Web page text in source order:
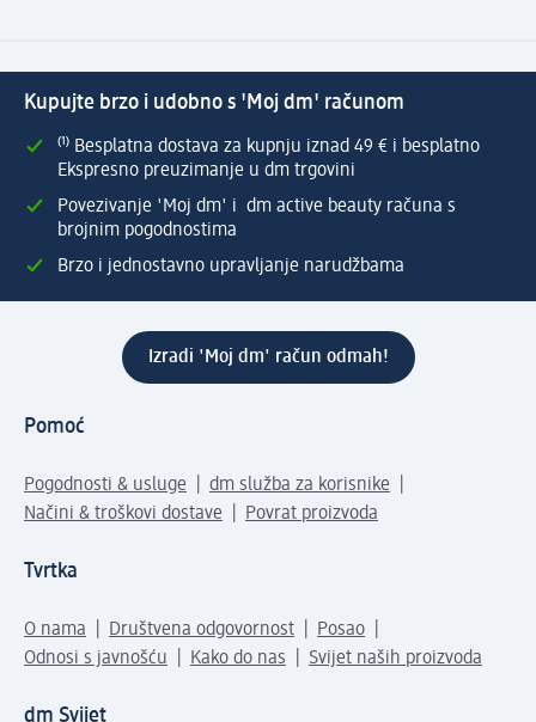
Kupujte brzo i udobno s 'Moj dm' računom
⁽¹⁾ Besplatna dostava za kupnju iznad 49 € i besplatno
Ekspresno preuzimanje u dm trgovini
Povezivanje 'Moj dm' i dm active beauty računa s
brojnim pogodnostima
Brzo i jednostavno upravljanje narudžbama
Izradi 'Moj dm' račun odmah!
Pomoć
Pogodnosti & usluge
dm služba za korisnike
Načini & troškovi dostave
Povrat proizvoda
Tvrtka
O nama Društvena odgovornost
Posao
Odnosi s javnošću
Kako do nas Svijet naših proizvoda
dm Svijet